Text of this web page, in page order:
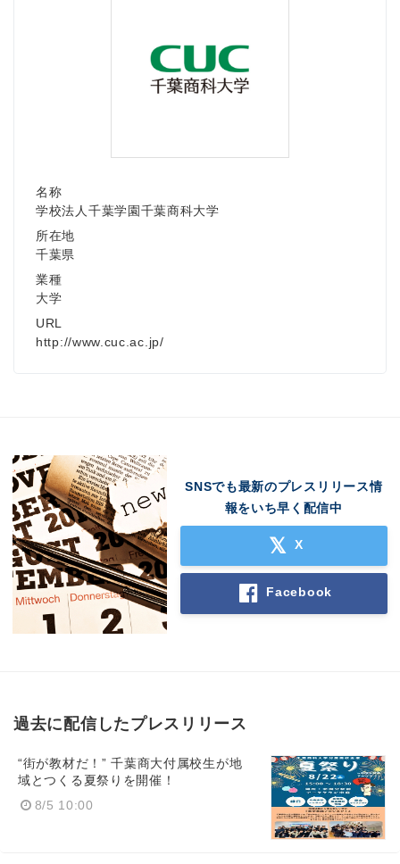
名称
学校法人千葉学園千葉商科大学
所在地
千葉県
業種
大学
URL
http://www.cuc.ac.jp/
SNSでも最新のプレスリリース情
報をいち早く配信中
X
Facebook
過去に配信したプレスリリース
“街が教材だ！” 千葉商大付属校生が地
域とつくる夏祭りを開催！
8/5 10:00